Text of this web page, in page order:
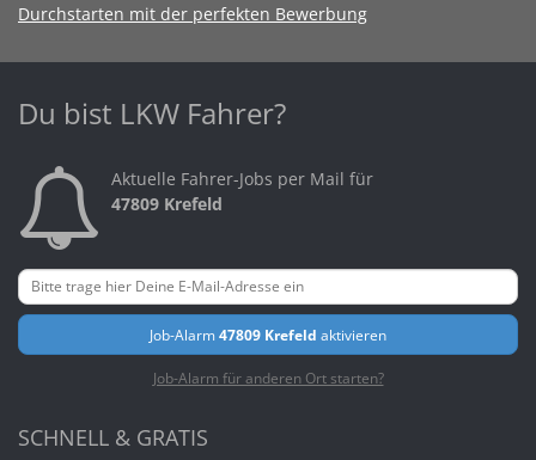
Durchstarten mit der perfekten Bewerbung
Du bist LKW Fahrer?
Aktuelle Fahrer-Jobs per Mail für
47809 Krefeld
Job-Alarm47809 Krefeld aktivieren
Job-Alarm für anderen Ort starten?
SCHNELL & GRATIS